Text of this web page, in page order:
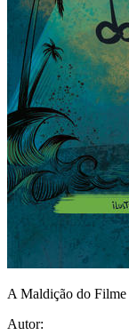
A Maldição do Filme
Autor: